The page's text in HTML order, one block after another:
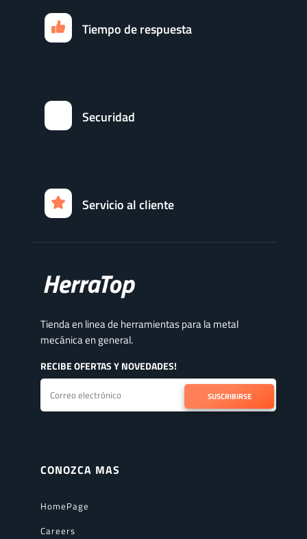
Tiempo de respuesta
Securidad
Servicio al cliente
Tienda en linea de herramientas para la metal
mecánica en general.
RECIBE OFERTAS Y NOVEDADES!
SUSCRIBIRSE
CONOZCA MAS
HomePage
Careers